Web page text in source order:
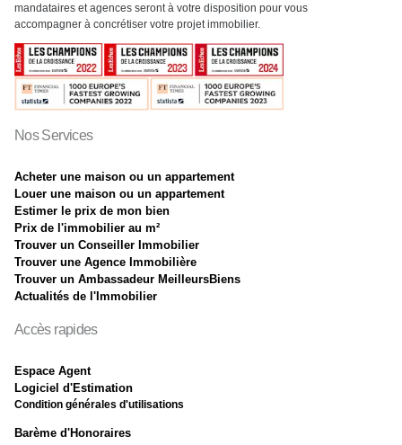
mandataires et agences seront à votre disposition pour vous
accompagner à concrétiser votre projet immobilier.
Nos Services
Acheter une maison ou un appartement
Louer une maison ou un appartement
Estimer le prix de mon bien
Prix de l'immobilier au m²
Trouver un Conseiller Immobilier
Trouver une Agence Immobilière
Trouver un Ambassadeur MeilleursBiens
Actualités de l'Immobilier
Accès rapides
Espace Agent
Logiciel d'Estimation
Condition générales d'utilisations
Barème d'Honoraires